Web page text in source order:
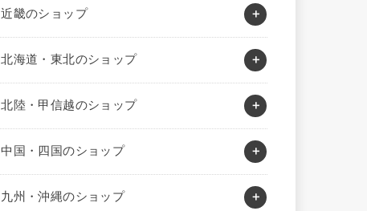
近畿のショップ
北海道・東北のショップ
北陸・甲信越のショップ
中国・四国のショップ
九州・沖縄のショップ